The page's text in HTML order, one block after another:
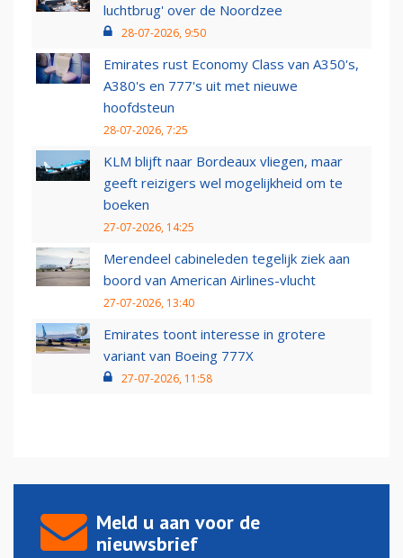
luchtbrug' over de Noordzee
28-07-2026, 9:50
Emirates rust Economy Class van A350's,
A380's en 777's uit met nieuwe
hoofdsteun
28-07-2026, 7:25
KLM blijft naar Bordeaux vliegen, maar
geeft reizigers wel mogelijkheid om te
boeken
27-07-2026, 14:25
Merendeel cabineleden tegelijk ziek aan
boord van American Airlines-vlucht
27-07-2026, 13:40
Emirates toont interesse in grotere
variant van Boeing 777X
27-07-2026, 11:58
Meld u aan voor de
nieuwsbrief